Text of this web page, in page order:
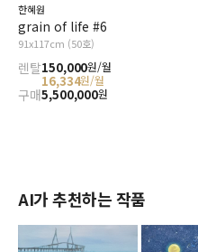
한혜원
grain of life #6
91x117cm (50호)
렌탈150,000원/월
16,334원/월
구매5,500,000원
AI가 추천하는 작품